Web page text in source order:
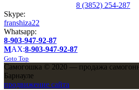
8 (3852) 254-287
Skype:
franshiza22
Whatsapp:
8-903-947-92-87
MAX:8-903-947-92-87
Goto Top
Самогошка © 2020 — продажа
Барнауле
продвижение сайта